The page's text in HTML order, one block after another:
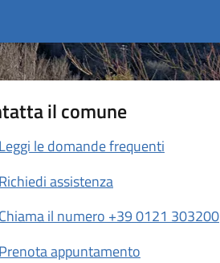
il comune
Leggi le domande frequenti
Richiedi assistenza
Chiama il numero +39 0121 303200
Prenota appuntamento